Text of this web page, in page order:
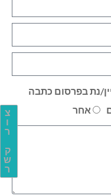
צ
ו
ר
ק
ש
ר
נת בפרסום כתבה
אחר